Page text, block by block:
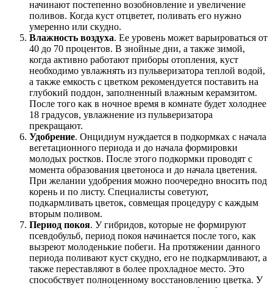
начинают постепенно возобновление и увеличение
поливов. Когда куст отцветет, поливать его нужно
умеренно или скудно.
Влажность воздуха. Ее уровень может варьироваться от
40 до 70 процентов. В знойные дни, а также зимой,
когда активно работают приборы отопления, куст
необходимо увлажнять из пульверизатора теплой водой,
а также емкость с цветком рекомендуется поставить на
глубокий поддон, заполненный влажным керамзитом.
После того как в ночное время в комнате будет холоднее
18 градусов, увлажнение из пульверизатора
прекращают.
Удобрение. Онцидиум нуждается в подкормках с начала
вегетационного периода и до начала формировки
молодых ростков. После этого подкормки проводят с
момента образования цветоноса и до начала цветения.
При желании удобрения можно поочередно вносить под
корень и по листу. Специалисты советуют,
подкармливать цветок, совмещая процедуру с каждым
вторым поливом.
Период покоя. У гибридов, которые не формируют
псевдобульб, период покоя начинается после того, как
вызреют молоденькие побеги. На протяжении данного
периода поливают куст скудно, его не подкармливают, а
также переставляют в более прохладное место. Это
способствует полноценному восстановлению цветка. У